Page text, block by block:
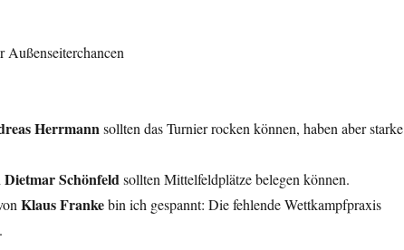
Außenseiterchancen
Herrmannsollten das Turnier rocken können, haben aber starke
Dietmar Schönfeldsollten Mittelfeldplätze belegen können.
Klaus Frankebin ich gespannt: Die fehlende Wettkampfpraxis